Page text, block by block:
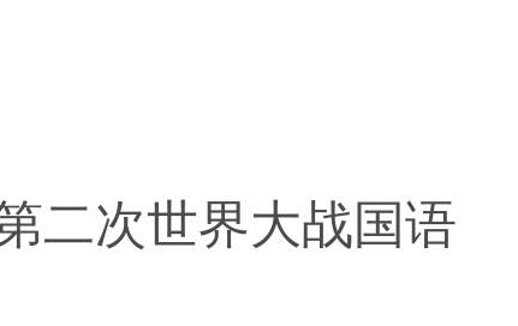
二次世界大战国语